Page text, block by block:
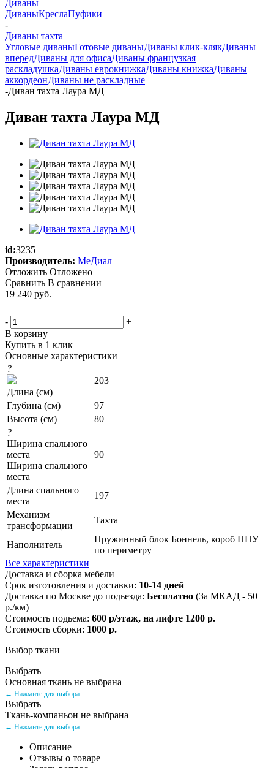
Диваны
ДиваныКреслаПуфики
-
Диваны тахта
Угловые диваныГотовые диваныДиваны клик-клякДиваны
впередДиваны для офисаДиваны французкая
раскладушкаДиваны еврокнижкаДиваны книжкаДиваны
аккордеонДиваны не раскладные
-Диван тахта Лаура МД
Диван тахта Лаура МД
id:3235
Производитель: МеДиал
Отложить Отложено
Сравнить В сравнении
19 240 руб.
-
+
В корзину
Купить в 1 клик
Основные характеристики
?
Длина (см)
203
Глубина (см)
97
Высота (см)
80
?
Ширина спального
места
Ширина спального
места
90
Длина спального
места
197
Механизм
трансформации
Тахта
Наполнитель
Пружинный блок Боннель, короб ППУ
по периметру
Все характеристики
Доставка и сборка мебели
Срок изготовления и доставки: 10-14 дней
Доставка по Москве до подьезда: Бесплатно (За МКАД - 50
р./км)
Стоимость подьема: 600 р/этаж, на лифте 1200 р.
Стоимость сборки: 1000 р.
Выбор ткани
Выбрать
Основная ткань не выбрана
← Нажмите для выбора
Выбрать
Ткань-компаньон не выбрана
← Нажмите для выбора
Описание
Отзывы о товаре